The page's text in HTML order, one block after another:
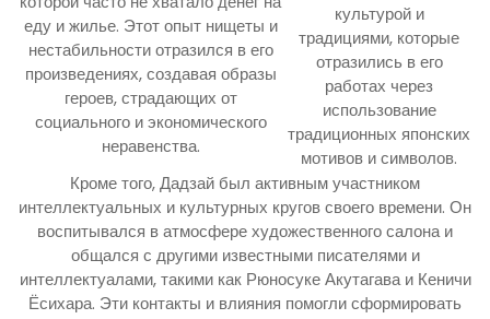
еду и жилье. Этот опыт нищеты и
нестабильности отразился в его
произведениях, создавая образы
героев, страдающих от
социального и экономического
неравенства.
культурой и
традициями, которые
отразились в его
работах через
использование
традиционных японских
мотивов и символов.
Кроме того, Дадзай был активным участником
интеллектуальных и культурных кругов своего времени. Он
воспитывался в атмосфере художественного салона и
общался с другими известными писателями и
интеллектуалами, такими как Рюносуке Акутагава и Кеничи
Ёсихара. Эти контакты и влияния помогли сформировать